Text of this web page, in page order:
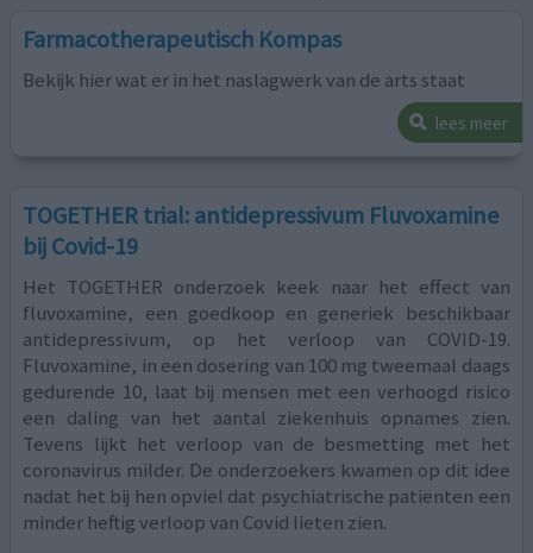
Farmacotherapeutisch Kompas
Bekijk hier wat er in het naslagwerk van de arts staat
lees meer
TOGETHER trial: antidepressivum Fluvoxamine
bij Covid-19
Het TOGETHER onderzoek keek naar het effect van
fluvoxamine, een goedkoop en generiek beschikbaar
antidepressivum, op het verloop van COVID-19.
Fluvoxamine, in een dosering van 100 mg tweemaal daags
gedurende 10, laat bij mensen met een verhoogd risico
een daling van het aantal ziekenhuis opnames zien.
Tevens lijkt het verloop van de besmetting met het
coronavirus milder. De onderzoekers kwamen op dit idee
nadat het bij hen opviel dat psychiatrische patiënten een
minder heftig verloop van Covid lieten zien.